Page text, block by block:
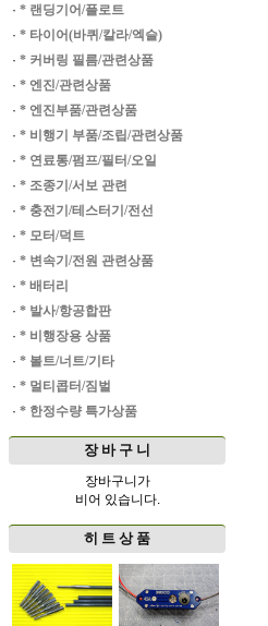
· * 랜딩기어/플로트
· * 타이어(바퀴/칼라/엑슬)
· * 커버링 필름/관련상품
· * 엔진/관련상품
· * 엔진부품/관련상품
· * 비행기 부품/조립/관련상품
· * 연료통/펌프/필터/오일
· * 조종기/서보 관련
· * 충전기/테스터기/전선
· * 모터/덕트
· * 변속기/전원 관련상품
· * 배터리
· * 발사/항공합판
· * 비행장용 상품
· * 볼트/너트/기타
· * 멀티콥터/짐벌
· * 한정수량 특가상품
장 바 구 니
장바구니가
비어 있습니다.
히 트 상 품